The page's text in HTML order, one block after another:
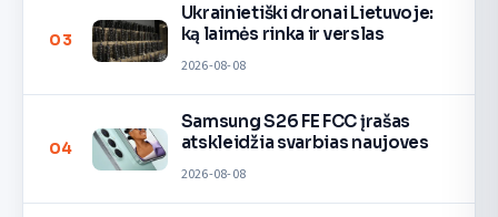
03
Ukrainietiški dronai Lietuvoje:
ką laimės rinka ir verslas
2026-08-08
04
Samsung S26 FE FCC įrašas
atskleidžia svarbias naujoves
2026-08-08